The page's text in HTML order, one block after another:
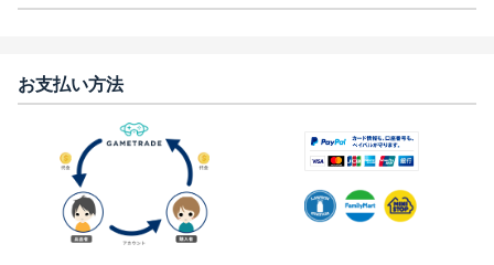
お支払い方法